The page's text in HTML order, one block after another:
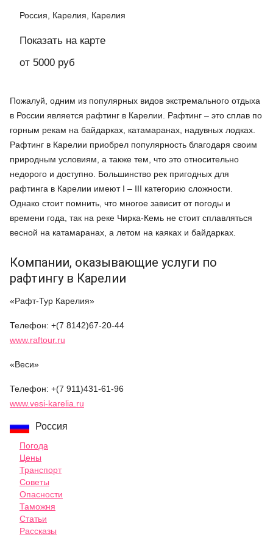
Россия, Карелия, Карелия
Показать на карте
от 5000 руб
Пожалуй, одним из популярных видов экстремального отдыха
в России является рафтинг в Карелии. Рафтинг – это сплав по
горным рекам на байдарках, катамаранах, надувных лодках.
Рафтинг в Карелии приобрел популярность благодаря своим
природным условиям, а также тем, что это относительно
недорого и доступно. Большинство рек пригодных для
рафтинга в Карелии имеют I – III категорию сложности.
Однако стоит помнить, что многое зависит от погоды и
времени года, так на реке Чирка-Кемь не стоит сплавляться
весной на катамаранах, а летом на каяках и байдарках.
Компании, оказывающие услуги по
рафтингу в Карелии
«Рафт-Тур Карелия»
Телефон: +(7 8142)67-20-44
www.raftour.ru
«Веси»
Телефон: +(7 911)431-61-96
www.vesi-karelia.ru
Россия
Погода
Цены
Транспорт
Советы
Опасности
Таможня
Статьи
Рассказы